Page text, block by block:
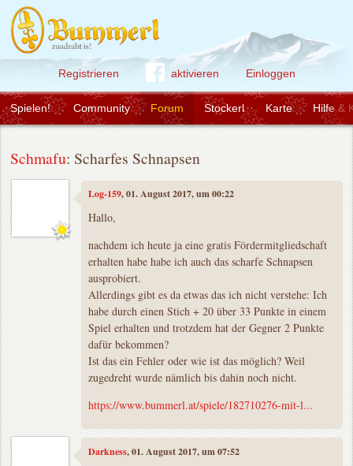
Registrieren aktivieren Einloggen
Community Forum Stockerl Karte Hilfe &
Spielen!
Schmafu: Scharfes Schnapsen
Log-159, 01. August 2017, um 00:22
Hallo,
nachdem ich heute ja eine gratis Fördermitgliedschaft
erhalten habe habe ich auch das scharfe Schnapsen
ausprobiert.
Allerdings gibt es da etwas das ich nicht verstehe: Ich
habe durch einen Stich + 20 über 33 Punkte in einem
Spiel erhalten und trotzdem hat der Gegner 2 Punkte
dafür bekommen?
Ist das ein Fehler oder wie ist das möglich? Weil
zugedreht wurde nämlich bis dahin noch nicht.
https://www.bummerl.at/spiele/182710276-mit-l...
Darkness, 01. August 2017, um 07:52